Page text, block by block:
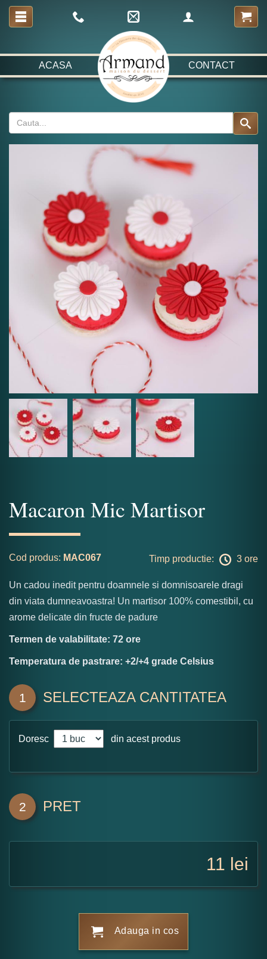
ACASA CONTACT
Macaron Mic Martisor
Cod produs: MAC067 Timp productie: 3 ore
Un cadou inedit pentru doamnele si domnisoarele dragi
din viata dumneavoastra! Un martisor 100% comestibil, cu
arome delicate din fructe de padure
Termen de valabilitate: 72 ore
Temperatura de pastrare: +2/+4 grade Celsius
1 SELECTEAZA CANTITATEA
Doresc din acest produs
2 PRET
11 lei
Adauga in cos